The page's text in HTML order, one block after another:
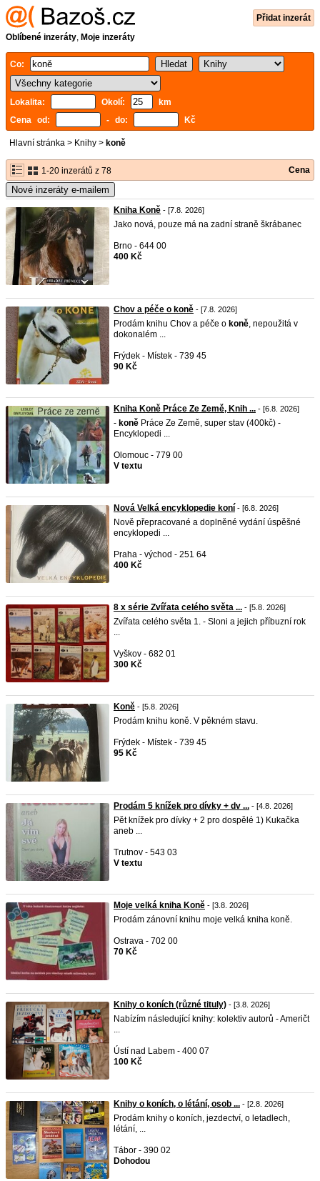
Přidat inzerát
Oblíbené inzeráty, Moje inzeráty
Co:
Lokalita: Okolí:
km
Cena od:
- do: Kč
Hlavní stránka > Knihy > koně
1-20 inzerátů z 78 Cena
Nové inzeráty e-mailem
Kniha Koně - [7.8. 2026]
Jako nová, pouze má na zadní straně škrábanec
Brno - 644 00
400 Kč
Chov a péče o koně - [7.8. 2026]
Prodám knihu Chov a péče o koně, nepoužitá v
dokonalém ...
Frýdek - Místek - 739 45
90 Kč
Kniha Koně Práce Ze Země, Knih ... - [6.8. 2026]
- koně Práce Ze Země, super stav (400kč) -
Encyklopedi ...
Olomouc - 779 00
V textu
Nová Velká encyklopedie koní - [6.8. 2026]
Nově přepracované a doplněné vydání úspěšné
encyklopedi ...
Praha - východ - 251 64
400 Kč
8 x série Zvířata celého světa ... - [5.8. 2026]
Zvířata celého světa 1. - Sloni a jejich příbuzní rok
...
Vyškov - 682 01
300 Kč
Koně - [5.8. 2026]
Prodám knihu koně. V pěkném stavu.
Frýdek - Místek - 739 45
95 Kč
Prodám 5 knížek pro dívky + dv ... - [4.8. 2026]
Pět knížek pro dívky + 2 pro dospělé 1) Kukačka
aneb ...
Trutnov - 543 03
V textu
Moje velká kniha Koně - [3.8. 2026]
Prodám zánovní knihu moje velká kniha koně.
Ostrava - 702 00
70 Kč
Knihy o koních (různé tituly) - [3.8. 2026]
Nabízím následující knihy: kolektiv autorů - Američt
...
Ústí nad Labem - 400 07
100 Kč
Knihy o koních, o létání, osob ... - [2.8. 2026]
Prodám knihy o koních, jezdectví, o letadlech,
létání, ...
Tábor - 390 02
Dohodou